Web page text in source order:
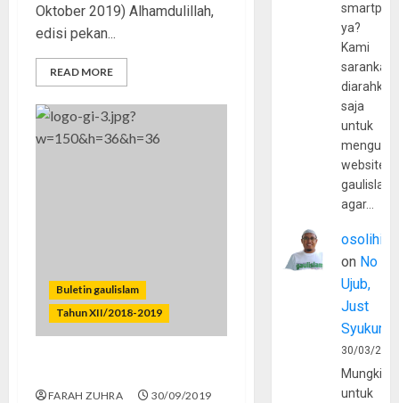
Oktober 2019) Alhamdulillah,
edisi pekan...
READ MORE
Buletin gaulislam
Tahun XII/2018-2019
FARAH ZUHRA
30/09/2019
ya?
Kami
sarankan,
diarahkan
saja
untuk
website
agar…
osolihin
on No
Ujub,
Just
Syukur
30/03/
Mungkin
untuk